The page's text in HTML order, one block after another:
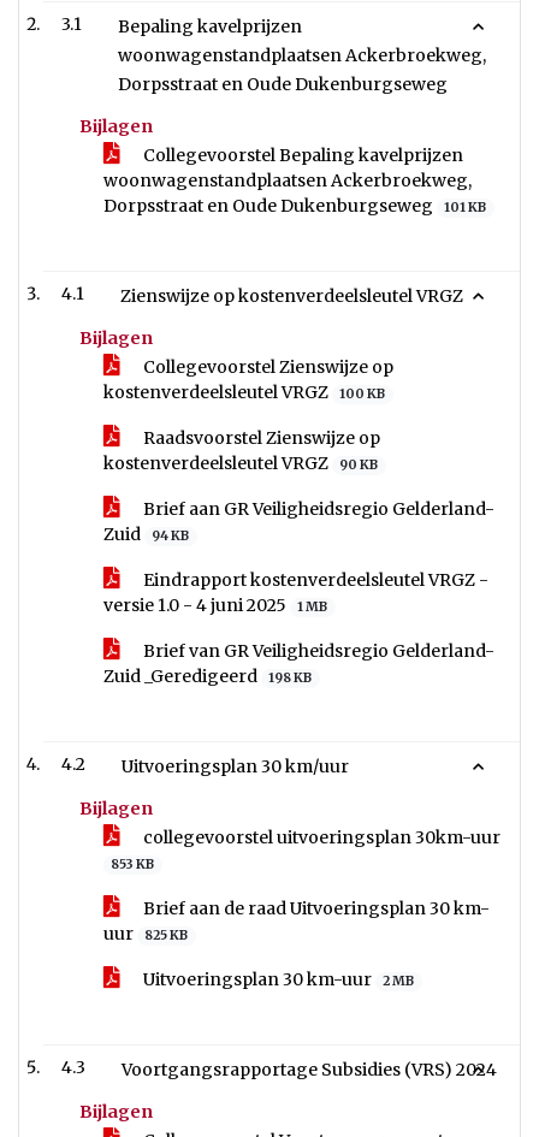
3.1
Bepaling kavelprijzen
woonwagenstandplaatsen Ackerbroekweg,
Dorpsstraat en Oude Dukenburgseweg
Bijlagen
Collegevoorstel Bepaling kavelprijzen
woonwagenstandplaatsen Ackerbroekweg,
Dorpsstraat en Oude Dukenburgseweg
101 KB
4.1
Zienswijze op kostenverdeelsleutel VRGZ
Bijlagen
Collegevoorstel Zienswijze op
kostenverdeelsleutel VRGZ
100 KB
Raadsvoorstel Zienswijze op
kostenverdeelsleutel VRGZ
90 KB
Brief aan GR Veiligheidsregio Gelderland-
Zuid
94 KB
Eindrapport kostenverdeelsleutel VRGZ -
versie 1.0 - 4 juni 2025
1 MB
Brief van GR Veiligheidsregio Gelderland-
Zuid _Geredigeerd
198 KB
4.2
Uitvoeringsplan 30 km/uur
Bijlagen
collegevoorstel uitvoeringsplan 30km-uur
853 KB
Brief aan de raad Uitvoeringsplan 30 km-
uur
825 KB
Uitvoeringsplan 30 km-uur 2 MB
4.3
Voortgangsrapportage Subsidies (VRS) 2024
Bijlagen